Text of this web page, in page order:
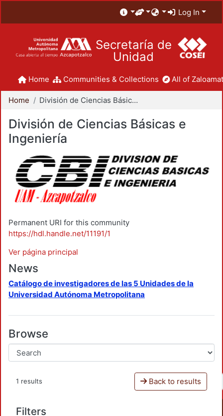
Log In
Secretaría de
Unidad
Home Communities & Collections All of
Home División de Ciencias Básicas e Ingeniería
División de Ciencias Básicas e
Ingeniería
Permanent URI for this community
https://hdl.handle.net/11191/1
Ver página principal
News
Catálogo de investigadores de las 5 Unidades de la
Universidad Autónoma Metropolitana
Browse
1 results Back to results
Filters